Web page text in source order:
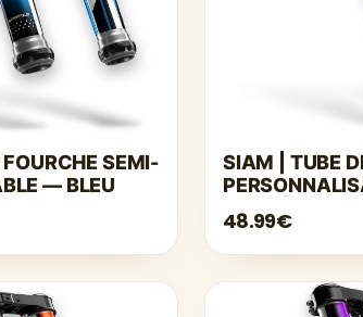
SEMI-
— BLEU
SIAM | TUBE
FONCÉ
48.99€